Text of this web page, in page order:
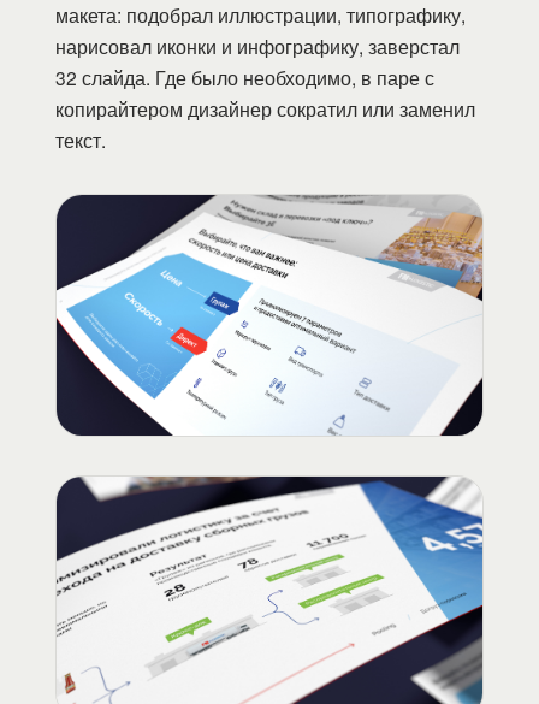
макета: подобрал иллюстрации, типографику,
нарисовал иконки и инфографику, заверстал
32 слайда. Где было необходимо, в паре с
копирайтером дизайнер сократил или заменил
текст.